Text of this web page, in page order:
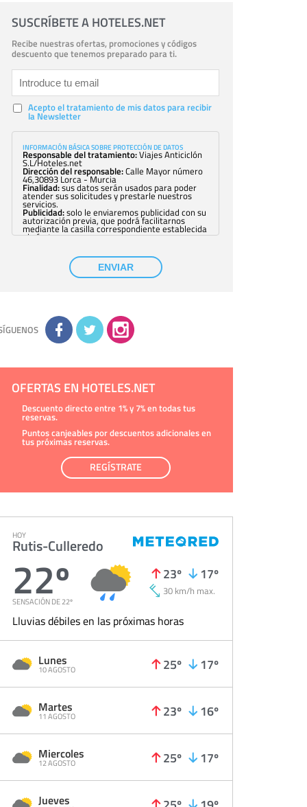
SUSCRÍBETE A HOTELES.NET
Recibe nuestras ofertas, promociones y códigos
descuento que tenemos preparado para ti.
Acepto el tratamiento de mis datos para recibir
la Newsletter
INFORMACIÓN BÁSICA SOBRE PROTECCIÓN DE DATOS
Responsable del tratamiento:Viajes Anticiclón
S.L/Hoteles.net
Dirección del responsable:Calle Mayor número
46,30893 Lorca - Murcia
Finalidad:sus datos serán usados para poder
atender sus solicitudes y prestarle nuestros
servicios.
Publicidad:solo le enviaremos publicidad con su
autorización previa, que podrá facilitarnos
mediante la casilla correspondiente establecida
al efecto.
con su consentimiento previo, que podrá
facilitarnos mediante la casilla correspondiente
establecida al efecto.
Destinatarios:con carácter general, sólo el
Derechos:tiene derecho a saber qué
información tenemos sobre usted, corregirla y
eliminarla, tal y como se explica en la
información adicional disponible en nuestra
la información adicional y detallada sobre cómo
ENVIAR
OFERTAS EN HOTELES.NET
Descuento directo entre 1% y 7% en todas tus
reservas.
Puntos canjeables por descuentos adicionales en
tus próximas reservas.
REGÍSTRATE
HOY
Rutis-Culleredo
22º
SENSACIÓN DE 22º
23º 17º
30 km/h max.
Lluvias débiles en las próximas horas
Lunes
10 AGOSTO 25º 17º
Martes
11 AGOSTO 23º 16º
Miercoles
12 AGOSTO 25º 17º
Jueves